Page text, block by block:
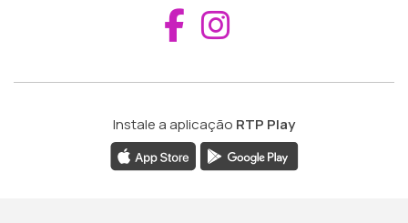
Aceder ao
Instale a aplicação RTP Play